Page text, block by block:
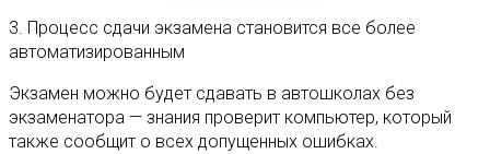
3. Процесс сдачи экзамена становится все более
автоматизированным
Экзамен можно будет сдавать в автошколах без
экзаменатора — знания проверит компьютер, который
также сообщит о всех допущенных ошибках.